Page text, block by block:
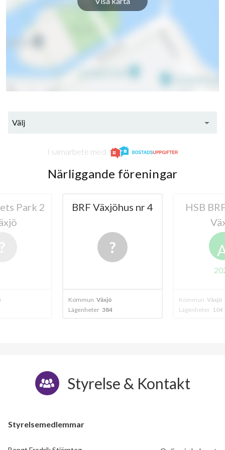
161
lägenheter
Välj
I samarbete med
Närliggande föreningar
nr 4
HSB BRF Hugin i
A
Kommun Växjö
Lägenheter 104
BRF
Kommun Växjö
Lägenheter 29
Styrelse & Kontakt
Styrelsemedlemmar